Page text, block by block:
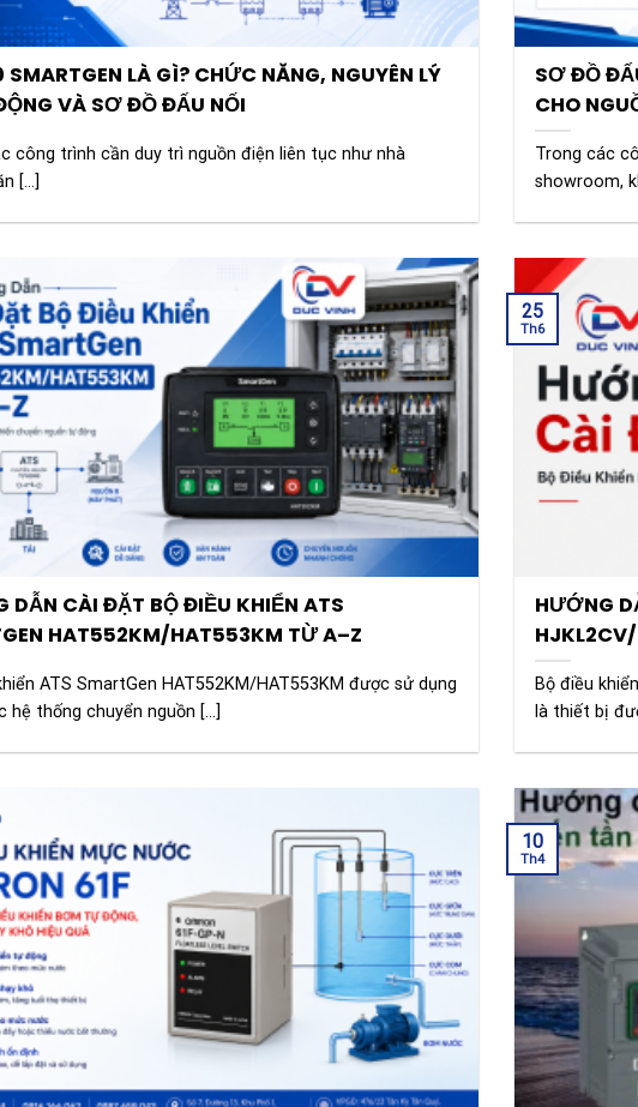
SMARTGEN LÀ GÌ? CHỨC NĂNG, NGUYÊN LÝ
VÀ SƠ ĐỒ ĐẤU NỐI
công trình cần duy trì nguồn điện liên tục như nhà
[...]
SƠ ĐỒ
CHO
Trong các
showroom,
DẪN CÀI ĐẶT BỘ ĐIỀU KHIỂN ATS
HAT552KM/HAT553KM TỪ A–Z
ATS SmartGen HAT552KM/HAT553KM được sử dụng
hệ thống chuyển nguồn [...]
HƯỚNG
Bộ điều
là thiết bị
25
Th6
10
Th4